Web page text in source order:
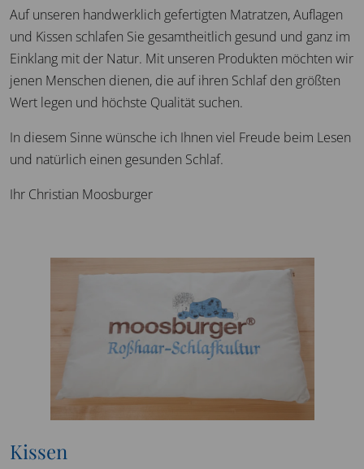
Auf unseren handwerklich gefertigten Matratzen, Auflagen
und Kissen schlafen Sie gesamtheitlich gesund und ganz im
Einklang mit der Natur. Mit unseren Produkten möchten wir
jenen Menschen dienen, die auf ihren Schlaf den größten
Wert legen und höchste Qualität suchen.
In diesem Sinne wünsche ich Ihnen viel Freude beim Lesen
und natürlich einen gesunden Schlaf.
Ihr Christian Moosburger
Kissen